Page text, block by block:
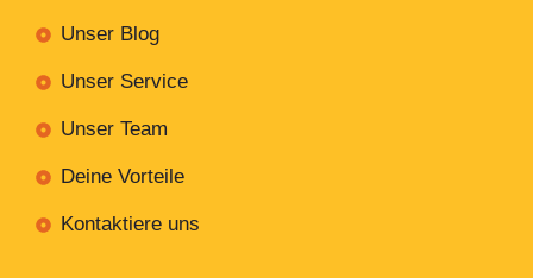
Unser Blog
Unser Service
Unser Team
Deine Vorteile
Kontaktiere uns